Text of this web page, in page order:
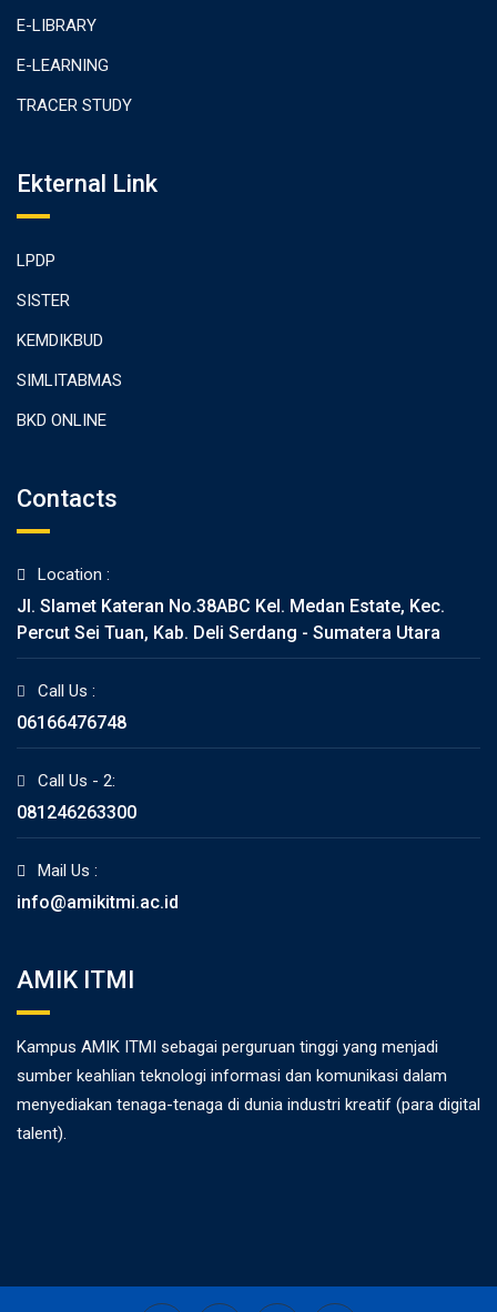
E-LIBRARY
E-LEARNING
TRACER STUDY
Ekternal Link
LPDP
SISTER
KEMDIKBUD
SIMLITABMAS
BKD ONLINE
Contacts
Location :
Jl. Slamet Kateran No.38ABC Kel. Medan Estate, Kec.
Percut Sei Tuan, Kab. Deli Serdang - Sumatera Utara
Call Us :
06166476748
Call Us - 2:
081246263300
Mail Us :
info@amikitmi.ac.id
AMIK ITMI
Kampus AMIK ITMI sebagai perguruan tinggi yang menjadi
sumber keahlian teknologi informasi dan komunikasi dalam
menyediakan tenaga-tenaga di dunia industri kreatif (para digital
talent).